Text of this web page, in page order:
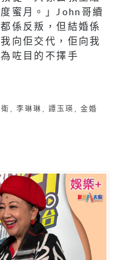
蜜月。」John哥續
係反叛，但結婚係
向佢交代，佢向我
咗目的不擇手
, 李琳琳 , 譚玉瑛 , 金婚